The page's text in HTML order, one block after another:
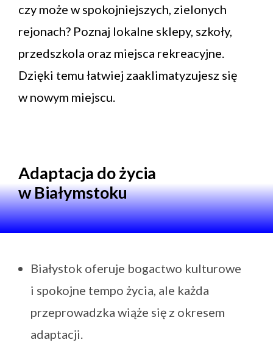
czy może w spokojniejszych, zielonych
rejonach? Poznaj lokalne sklepy, szkoły,
przedszkola oraz miejsca rekreacyjne.
Dzięki temu łatwiej zaaklimatyzujesz się
w nowym miejscu.
Adaptacja do życia
w Białymstoku
Białystok oferuje bogactwo kulturowe
i spokojne tempo życia, ale każda
przeprowadzka wiąże się z okresem
adaptacji.